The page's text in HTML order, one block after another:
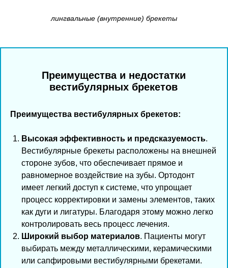
лингвальные (внутренние) брекеты
Преимущества и недостатки
вестибулярных брекетов
Преимущества вестибулярных брекетов:
Высокая эффективность и предсказуемость.
Вестибулярные брекеты расположены на внешней
стороне зубов, что обеспечивает прямое и
равномерное воздействие на зубы. Ортодонт
имеет легкий доступ к системе, что упрощает
процесс корректировки и замены элементов, таких
как дуги и лигатуры. Благодаря этому можно легко
контролировать весь процесс лечения.
Широкий выбор материалов. Пациенты могут
выбирать между металлическими, керамическими
или сапфировыми вестибулярными брекетами.